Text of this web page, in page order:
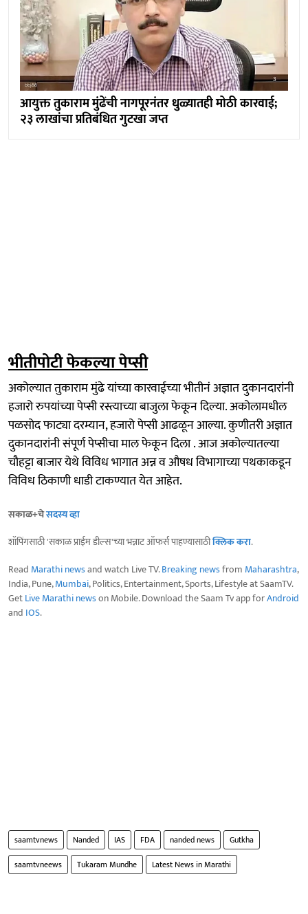
आयुक्त तुकाराम मुंढेंची नागपूरनंतर धुळ्यातही मोठी कारवाई;
२३ लाखांचा प्रतिबंधित गुटखा जप्त
भीतीपोटी फेकल्या पेप्सी
अकोल्यात तुकाराम मुंढे यांच्या कारवाईच्या भीतीनं अज्ञात दुकानदारांनी
हजारो रुपयांच्या पेप्सी रस्त्याच्या बाजुला फेकून दिल्या. अकोलामधील
पळसोद फाट्या दरम्यान, हजारो पेप्सी आढळून आल्या. कुणीतरी अज्ञात
दुकानदारांनी संपूर्ण पेप्सीचा माल फेकून दिला . आज अकोल्यातल्या
चौहट्टा बाजार येथे विविध भागात अन्न व औषध विभागाच्या पथकाकडून
विविध ठिकाणी धाडी टाकण्यात येत आहेत.
सकाळ+चेसदस्य व्हा
शॉपिंगसाठी 'सकाळ प्राईम डील्स'च्या भन्नाट ऑफर्स पाहण्यासाठीक्लिक करा.
Read Marathi newsand watch Live TV.Breaking newsfrom Maharashtra,
India, Pune,Mumbai, Politics, Entertainment, Sports, Lifestyle at SaamTV.
GetLive Marathi newson Mobile. Download the Saam Tv app forAndroid
and IOS.
saamtvnews Nanded IAS FDA nanded news
Gutkha
saamtvneews
Tukaram Mundhe Latest News in Marathi